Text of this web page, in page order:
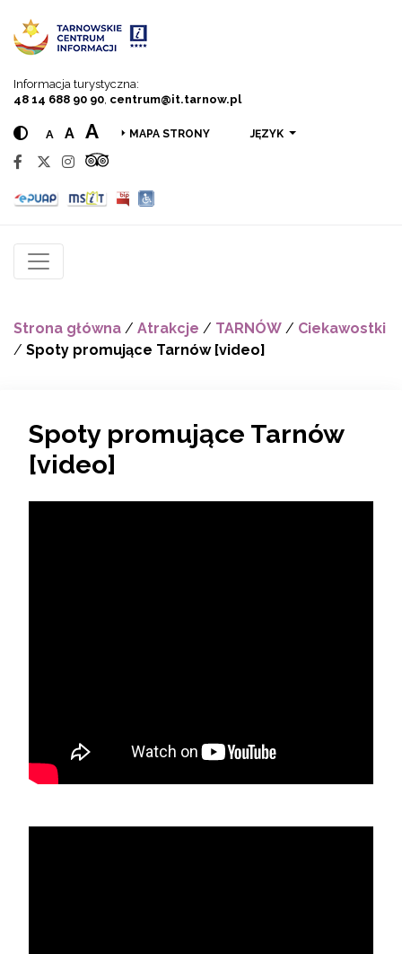
Informacja turystyczna:
48 14 688 90 90 centrum@it.tarnow.pl
A A A MAPA STRONY JĘZYK
Strona główna / Atrakcje / TARNÓW / Ciekawostki
/ Spoty promujące Tarnów [video]
Spoty promujące Tarnów
[video]